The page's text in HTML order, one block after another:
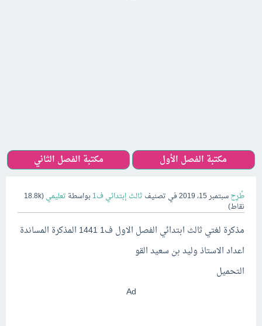
مكتبة الفصل الأول مكتبة الفصل الثاني
طُرِحسبتمبر 15، 2019 في تصنيف ثالث إبتدائي ف1 بواسطة تعليمي(
18.8k
نقاط)
مذكرة لغتي ثالث ابتدائي الفصل الاول ف1 1441 المذكرة المساندة
اعداد الاستاذ وليد بن سعيد القو
التحميل
Ad